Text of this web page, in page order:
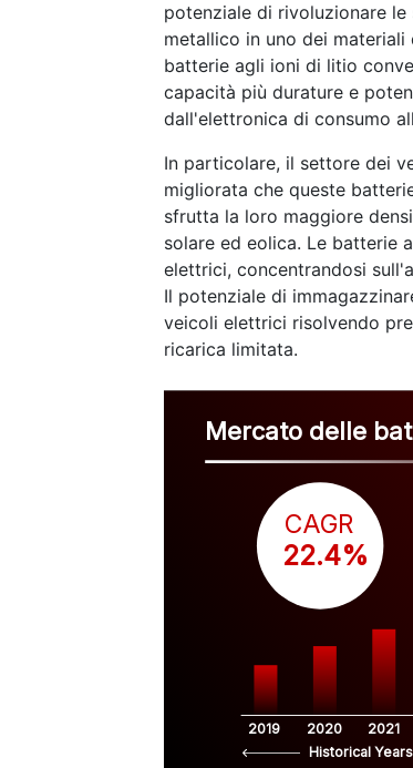
potenziale di rivoluzionare
metallico in uno dei
batterie agli ioni di litio
capacità più durature e
dall'elettronica di consumo
In particolare, il settore dei
migliorata che queste
sfrutta la loro maggiore
solare ed eolica. Le batterie
elettrici, concentrandosi
Il potenziale di
veicoli elettrici risolvendo
ricarica limitata.
Mercato delle
2019 2020 2021
CAGR
22.4%
Historical Years